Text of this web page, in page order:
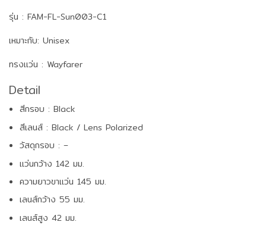
รุ่น : FAM-FL-Sun003-C1
เหมาะกับ: Unisex
ทรงแว่น : Wayfarer
Detail
สีกรอบ : Black
สีเลนส์ : Black / Lens Polarized
วัสดุกรอบ : –
แว่นกว้าง 142 มม.
ความยาวขาแว่น 145 มม.
เลนส์กว้าง 55 มม.
เลนส์สูง 42 มม.